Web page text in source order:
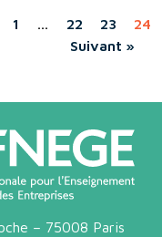
1 … 22 23 24
Suivant »
– 75008 Paris